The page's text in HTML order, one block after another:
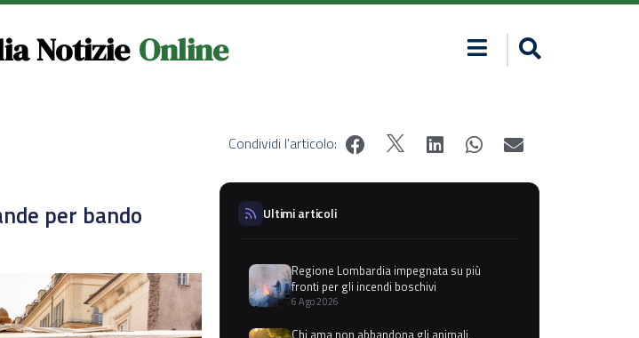
Notizie Online
per bando
Condividi l'articolo:
Ultimi articoli
Regione Lombardia impegnata su più
fronti per gli incendi boschivi
6 Ago 2026
Chi ama non abbandona gli animali,